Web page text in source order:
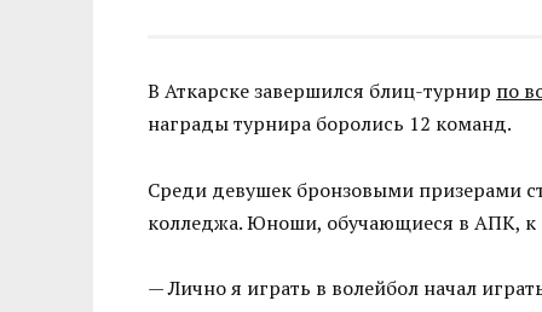
В Аткарске завершился блиц-турнир по
награды турнира боролись 12 команд.
Среди девушек бронзовыми призерами
колледжа. Юноши, обучающиеся в АПК, к
— Лично я играть в волейбол начал